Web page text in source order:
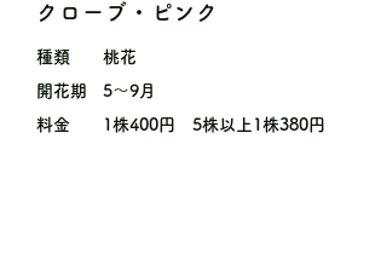
クローブ・ピンク
種類
桃花
開花期
5〜9月
料金
1株400円 5株以上1株380円